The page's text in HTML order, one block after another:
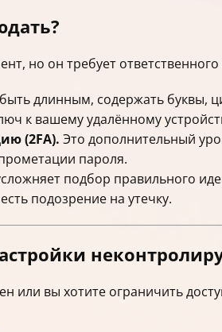
но он требует
длинным, содержать буквы,
к вашему удалённому
(2FA). Это дополнительный
пароля.
подбор правильного
подозрение на утечку.
или вы хотите ограничить